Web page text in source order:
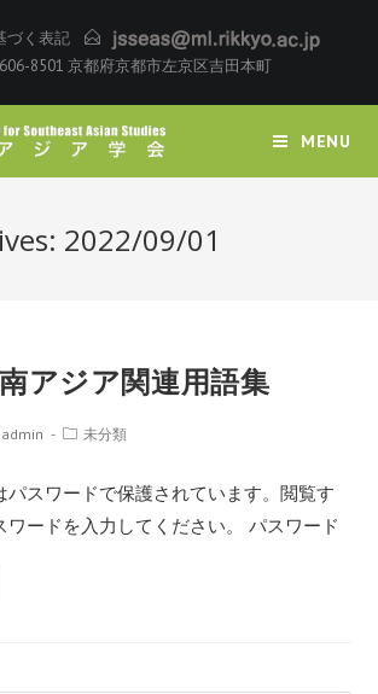
づく表記
8501 京都府京都市左京区吉田本町
MENU
2022/09/01
アジア関連用語集
admin 未分類
パスワードで保護されています。閲覧す
ワードを入力してください。 パスワード